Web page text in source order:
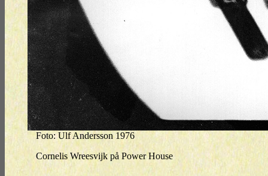
Foto: Ulf Andersson 1976
Cornelis Wreesvijk på Power House